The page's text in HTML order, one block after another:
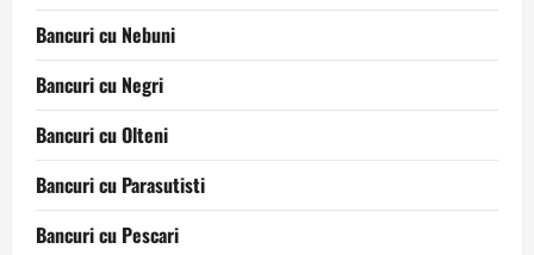
Bancuri cu Nebuni
Bancuri cu Negri
Bancuri cu Olteni
Bancuri cu Parasutisti
Bancuri cu Pescari